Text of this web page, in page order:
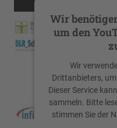
Wir
um den
Wir
Drittanbieters,
Dieser Service
sammeln. Bitte
stimmen Sie der